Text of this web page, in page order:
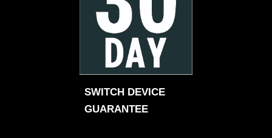
SWITCH DEVICE
GUARANTEE